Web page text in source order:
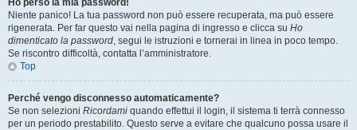
Ho perso la mia password!
Niente panico! La tua password non può essere recuperata, ma può essere
rigenerata. Per far questo vai nella pagina di ingresso e clicca su Ho
dimenticato la password, segui le istruzioni e tornerai in linea in poco tempo.
Se riscontro difficoltà, contatta l’amministratore.
Top
Perché vengo disconnesso automaticamente?
Se non selezioni Ricordami quando effettui il login, il sistema ti terrà connesso
per un periodo prestabilito. Questo serve a evitare che qualcuno possa usare il